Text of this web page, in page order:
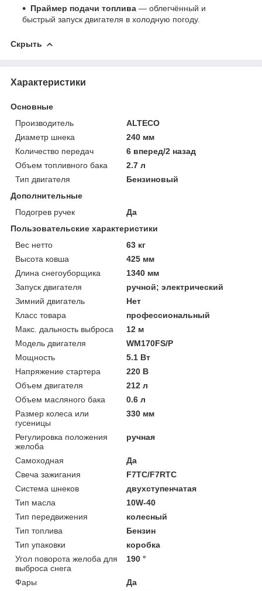
Праймер подачи топлива — облегчённый и
быстрый запуск двигателя в холодную погоду.
Скрыть
Характеристики
Основные
Производитель
ALTECO
Диаметр шнека
240 мм
Количество передач
6 вперед/2 назад
Объем топливного бака
2.7 л
Тип двигателя
Бензиновый
Дополнительные
Подогрев ручек
Да
Пользовательские характеристики
Вес нетто
63 кг
Высота ковша
425 мм
Длина снегоуборщика
1340 мм
Запуск двигателя
ручной; электрический
Зимний двигатель
Нет
Класс товара
профессиональный
Макс. дальность выброса
12 м
Модель двигателя
WM170FS/P
Мощность
5.1 Вт
Напряжение стартера
220 В
Объем двигателя
212 л
Объем масляного бака
0.6 л
Размер колеса или
гусеницы
330 мм
Регулировка положения
желоба
ручная
Самоходная
Да
Свеча зажигания
F7TC/F7RTC
Система шнеков
двухступенчатая
Тип масла
10W-40
Тип передвижения
колесный
Тип топлива
Бензин
Тип упаковки
коробка
Угол поворота желоба для
выброса снега
190 °
Фары
Да